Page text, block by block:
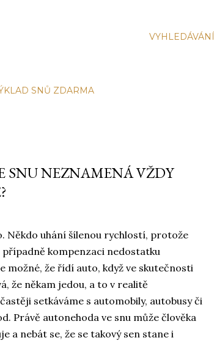
VYHLEDÁVÁNÍ
SNŮ ZDARMA
SNU NEZNAMENÁ VŽDY
Někdo uhání šílenou rychlostí, protože
kompenzaci nedostatku
možné, že řídí auto, když ve skutečnosti
že někam jedou, a to v realitě
setkáváme s automobily, autobusy či
Právě autonehoda ve snu může člověka
a nebát se, že se takový sen stane i